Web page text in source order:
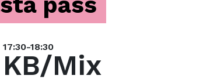
17:30-18:30
KB/Mix